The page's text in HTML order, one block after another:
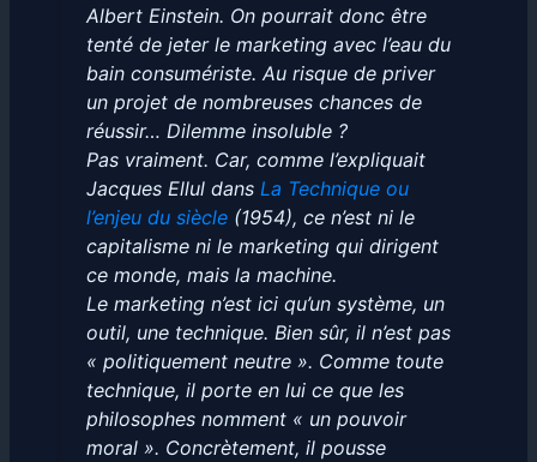
Albert Einstein. On pourrait donc être
tenté de jeter le marketing avec l’eau du
bain consumériste. Au risque de priver
un projet de nombreuses chances de
réussir… Dilemme insoluble ?
Pas vraiment. Car, comme l’expliquait
Jacques Ellul dans La Technique ou
l’enjeu du siècle(1954), ce n’est ni le
capitalisme ni le marketing qui dirigent
ce monde, mais la machine.
Le marketing n’est ici qu’un système, un
outil, une technique. Bien sûr, il n’est pas
« politiquement neutre ». Comme toute
technique, il porte en lui ce que les
philosophes nomment « un pouvoir
moral ». Concrètement, il pousse